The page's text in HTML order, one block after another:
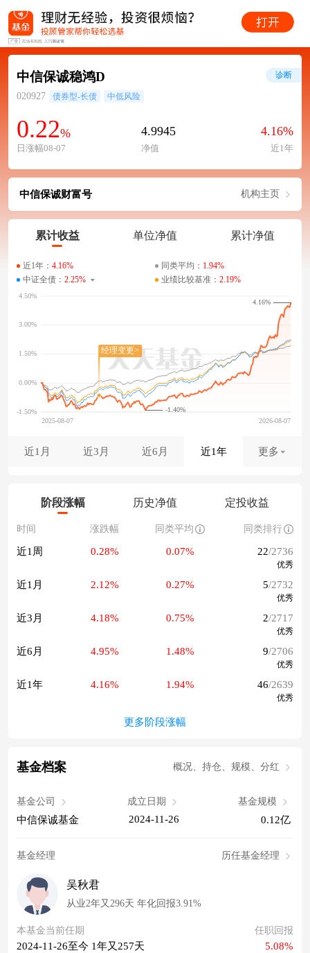
中信保诚稳鸿D
020927 债券型-长债 中低风险
0.22%
日涨幅08-07
4.9945
净值
4.16%
近1年
诊断
中信保诚财富号 机构主页
累计收益 单位净值 累计净值
近1年： 4.16% 同类平均： 1.94%
中证全债： 2.25% 业绩比较基准： 2.19%
-1.40%
4.16%
近1月 近3月 近6月 近1年 更多
阶段涨幅 历史净值 定投收益
时间 涨跌幅 同类平均 同类排行
近1周 0.28% 0.07% 22/2736
优秀
近1月 2.12% 0.27% 5/2732
优秀
近3月 4.18% 0.75% 2/2717
优秀
近6月 4.95% 1.48% 9/2706
优秀
近1年 4.16% 1.94% 46/2639
优秀
更多阶段涨幅
基金档案 概况、持仓、规模、分红
基金公司
中信保诚基金
成立日期
2024-11-26
基金规模
0.12亿
基金经理 历任基金经理
吴秋君
从业2年又296天 年化回报3.91%
本基金当前任期
2024-11-26至今 1年又257天
任职回报
5.08%